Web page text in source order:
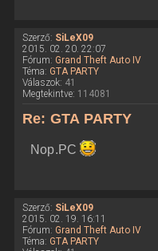
Szerző: SiLeX09
2015. 02. 20. 22:07
Fórum: Grand Theft Auto IV
Téma: GTA PARTY
Válaszok: 41
Megtekintve: 114081
Re: GTA PARTY
Nop.PC
Szerző: SiLeX09
2015. 02. 19. 16:11
Fórum: Grand Theft Auto IV
Téma: GTA PARTY